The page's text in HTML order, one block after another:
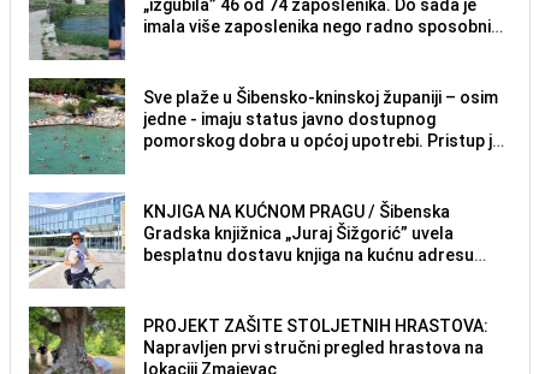
„izgubila” 46 od 74 zaposlenika. Do sada je
imala više zaposlenika nego radno sposobnih
Sve plaže u Šibensko-kninskoj županiji – osim
jedne - imaju status javno dostupnog
pomorskog dobra u općoj upotrebi. Pristup je
KNJIGA NA KUĆNOM PRAGU / Šibenska
Gradska knjižnica „Juraj Šižgorić” uvela
besplatnu dostavu knjiga na kućnu adresu
PROJEKT ZAŠITE STOLJETNIH HRASTOVA:
Napravljen prvi stručni pregled hrastova na
lokaciji Zmajevac